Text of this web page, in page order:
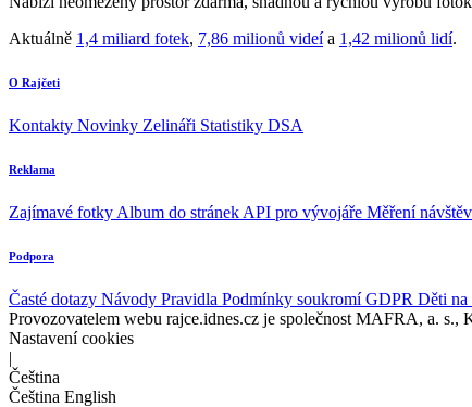
Aktuálně 1,4 miliard fotek, 7,86 milionů videía 1,42 milionů lidí.
O Rajčeti
Kontakty Novinky Zelináři Statistiky DSA
Reklama
Zajímavé fotky Album do stránek API pro vývojáře Měření
Podpora
Časté dotazy Návody Pravidla Podmínky soukromíGDPR Děti na
Provozovatelem webu rajce.idnes.cz je společnost MAFRA, a. s.,
Nastavení cookies
|
Čeština
Čeština English